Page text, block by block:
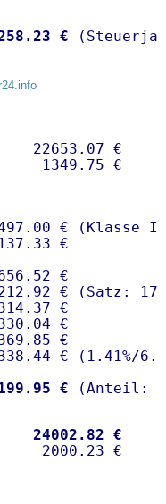
€
22653.07 €
€ (Klasse I)
€
€
€ (Satz:
€
€
€
€ ( 1.41%/
€
24002.82 €